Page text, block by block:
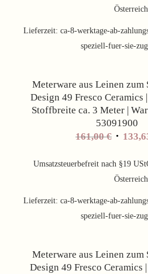
161,00 €
Österreich
Lieferzeit:ca-8-werktage-ab-
speziell-fuer-sie-
Meterware aus Leinen zum
Design 49 Fresco Ceramics
Stoffbreite ca. 3 Meter |
53091900
161,00€
war:
161,00 €
Umsatzsteuerbefreit nach §19
Österreich
Lieferzeit:ca-8-werktage-ab-
speziell-fuer-sie-
Meterware aus Leinen zum
Design 49 Fresco Ceramics |